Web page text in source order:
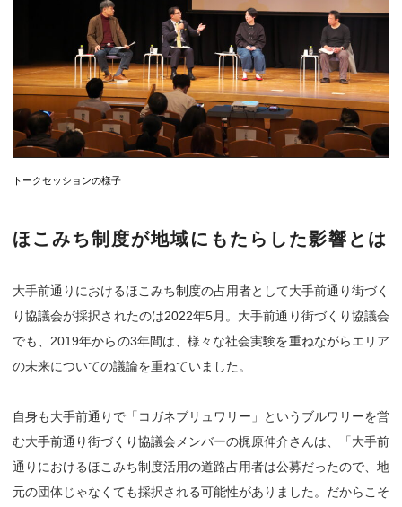
トークセッションの様子
ほこみち制度が地域にもたらした影響とは
大手前通りにおけるほこみち制度の占用者として大手前通り街づく
り協議会が採択されたのは2022年5月。大手前通り街づくり協議会
でも、2019年からの3年間は、様々な社会実験を重ねながらエリア
の未来についての議論を重ねていました。
自身も大手前通りで「コガネブリュワリー」というブルワリーを営
む大手前通り街づくり協議会メンバーの梶原伸介さんは、「大手前
通りにおけるほこみち制度活用の道路占用者は公募だったので、地
元の団体じゃなくても採択される可能性がありました。だからこそ